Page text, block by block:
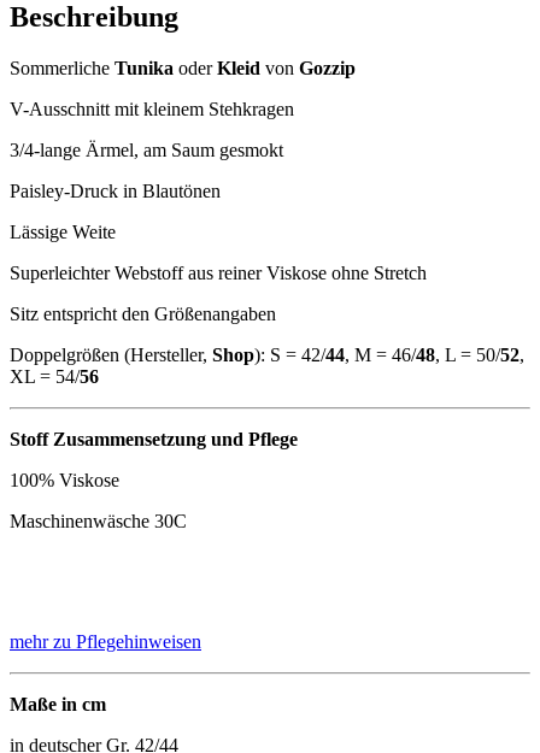
Beschreibung
Sommerliche Tunika oderKleid von Gozzip
V-Ausschnitt mit kleinem Stehkragen
3/4-lange Ärmel, am Saum gesmokt
Paisley-Druck in Blautönen
Lässige Weite
Superleichter Webstoff aus reiner Viskose ohne Stretch
Sitz entspricht den Größenangaben
Doppelgrößen (Hersteller, Shop): S = 42/44, M = 46/48, L = 50/52,
XL = 54/56
Stoff Zusammensetzung und Pflege
100% Viskose
Maschinenwäsche 30C
mehr zu Pflegehinweisen
Maße in cm
in deutscher Gr. 42/44